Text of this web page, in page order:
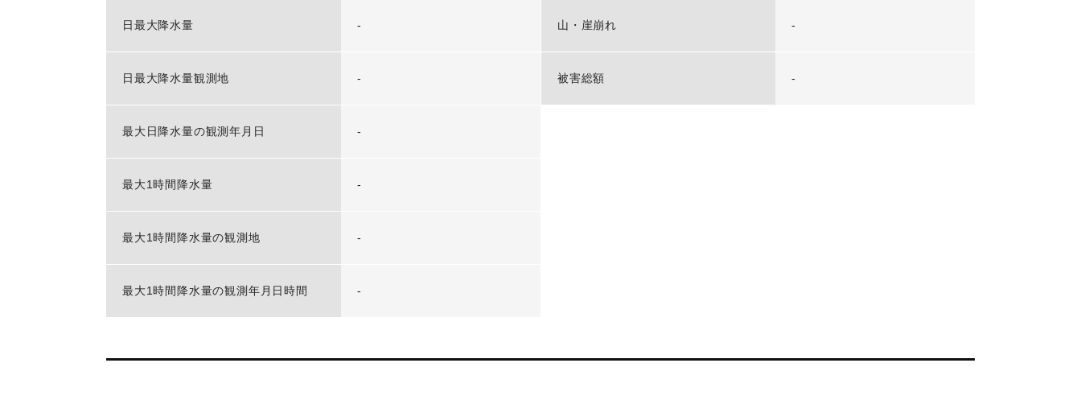
日最大降水量 -
日最大降水量観測地 -
最大日降水量の観測年月日 -
最大1時間降水量 -
最大1時間降水量の観測地 -
最大1時間降水量の観測年月日時間 -
山・崖崩れ -
被害総額 -